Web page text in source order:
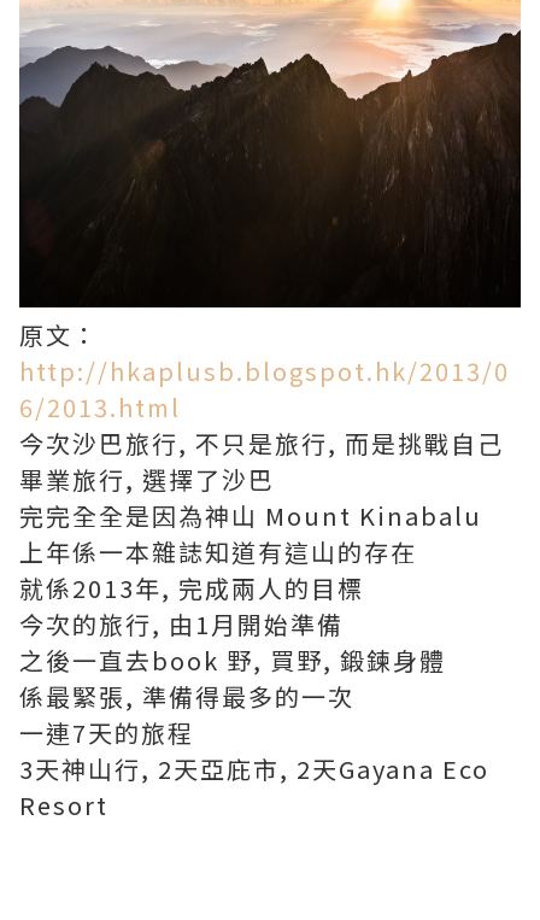
原文：
http://hkaplusb.blogspot.hk/2013/0
6/2013.html
今次沙巴旅行, 不只是旅行, 而是挑戰自己
畢業旅行, 選擇了沙巴
完完全全是因為神山 Mount Kinabalu
上年係一本雜誌知道有這山的存在
就係2013年, 完成兩人的目標
今次的旅行, 由1月開始準備
之後一直去book 野, 買野, 鍛鍊身體
係最緊張, 準備得最多的一次
一連7天的旅程
3天神山行, 2天亞庇市, 2天Gayana Eco
Resort